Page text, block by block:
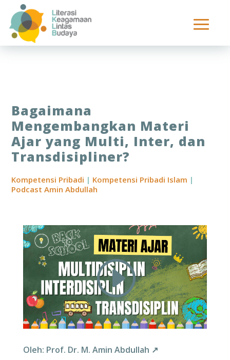
Bagaimana
Mengembangkan Materi
Ajar yang Multi, Inter, dan
Transdisipliner?
Kompetensi Pribadi | Kompetensi Pribadi Islam |
Podcast Amin Abdullah
Oleh: Prof. Dr. M. Amin Abdullah ↗